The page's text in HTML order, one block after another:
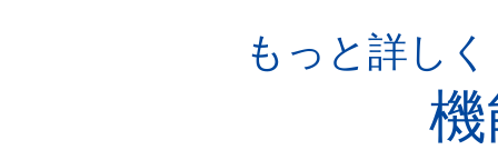
もっと詳し